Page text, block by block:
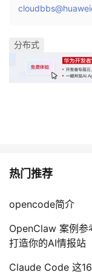
分布式
热门推荐
opencode简介
OpenClaw 案例参
打造你的AI情报站
Claude Code 这